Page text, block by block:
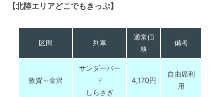
【北陸エリアどこでもきっぷ】
区間 列車
通常価
格
備考
敦賀～金沢
サンダーバー
ド
しらさぎ
4,170円
自由席利
用